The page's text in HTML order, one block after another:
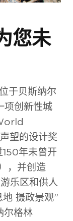
您未
于贝斯纳尔
创新性城
望的设计奖
年未曾开
，并创造
乐区和供人
摄政景观”
尔格林